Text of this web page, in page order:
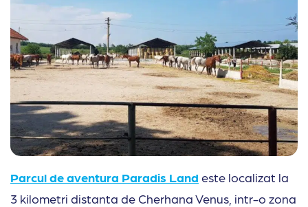
Parcul de aventura Paradis Land este localizat la
3 kilometri distanta de Cherhana Venus, intr-o zona